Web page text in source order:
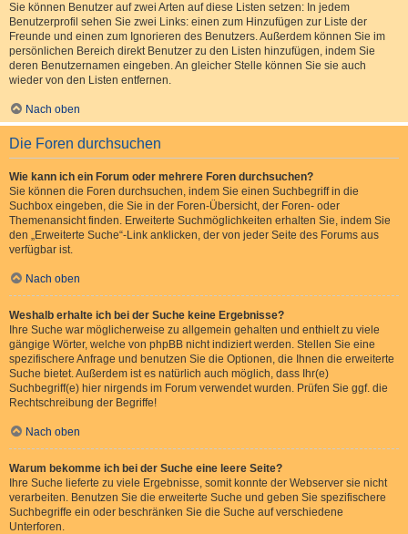
Sie können Benutzer auf zwei Arten auf diese Listen setzen: In jedem
Benutzerprofil sehen Sie zwei Links: einen zum Hinzufügen zur Liste der
Freunde und einen zum Ignorieren des Benutzers. Außerdem können Sie im
persönlichen Bereich direkt Benutzer zu den Listen hinzufügen, indem Sie
deren Benutzernamen eingeben. An gleicher Stelle können Sie sie auch
wieder von den Listen entfernen.
Nach oben
Die Foren durchsuchen
Wie kann ich ein Forum oder mehrere Foren durchsuchen?
Sie können die Foren durchsuchen, indem Sie einen Suchbegriff in die
Suchbox eingeben, die Sie in der Foren-Übersicht, der Foren- oder
Themenansicht finden. Erweiterte Suchmöglichkeiten erhalten Sie, indem Sie
den „Erweiterte Suche“-Link anklicken, der von jeder Seite des Forums aus
verfügbar ist.
Nach oben
Weshalb erhalte ich bei der Suche keine Ergebnisse?
Ihre Suche war möglicherweise zu allgemein gehalten und enthielt zu viele
gängige Wörter, welche von phpBB nicht indiziert werden. Stellen Sie eine
spezifischere Anfrage und benutzen Sie die Optionen, die Ihnen die erweiterte
Suche bietet. Außerdem ist es natürlich auch möglich, dass Ihr(e)
Suchbegriff(e) hier nirgends im Forum verwendet wurden. Prüfen Sie ggf. die
Rechtschreibung der Begriffe!
Nach oben
Warum bekomme ich bei der Suche eine leere Seite?
Ihre Suche lieferte zu viele Ergebnisse, somit konnte der Webserver sie nicht
verarbeiten. Benutzen Sie die erweiterte Suche und geben Sie spezifischere
Suchbegriffe ein oder beschränken Sie die Suche auf verschiedene
Unterforen.